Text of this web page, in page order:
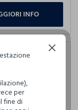
INFO
(Foggia) Italia
per
fine di
Continua senza accettare